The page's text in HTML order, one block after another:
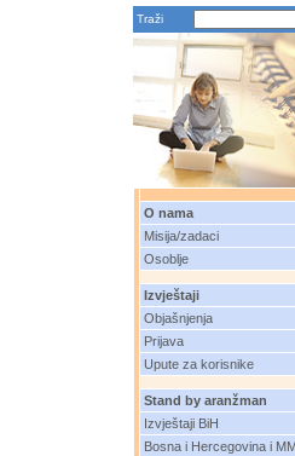
Traži
O nama
Misija/zadaci
Osoblje
Izvještaji
Objašnjenja
Prijava
Upute za korisnike
Stand by aranžman
Izvještaji BiH
Bosna i Hercegovina i